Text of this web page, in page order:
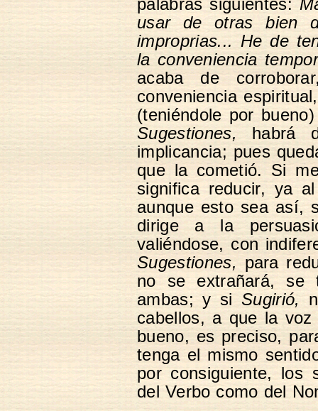
palabras siguientes:
usar de otras bien
improprias... He de
la conveniencia
acaba de
conveniencia
(teniéndole por
Sugestiones,habrá
implicancia; pues
que la cometió. Si
significa reducir, ya
aunque esto sea así,
dirige a la
valiéndose, con
Sugestiones, para
no se extrañará, se
ambas; y siSugirió,
cabellos, a que la
bueno, es preciso,
tenga el mismo
por consiguiente, los
del Verbo como del